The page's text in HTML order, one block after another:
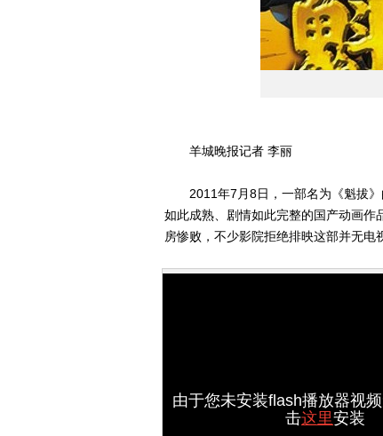
羊城晚报记者 李丽
2011年7月8日，一部名为《魁拔》
如此成熟、剧情如此完整的国产动画作
房惨败，不少影院拒绝排映这部并无电
由于您未安装flash播放器视
击这里安装